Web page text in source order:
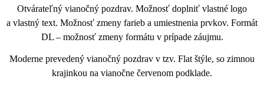
Otvárateľný vianočný pozdrav. Možnosť doplniť vlastné logo
a vlastný text. Možnosť zmeny farieb a umiestnenia prvkov. Formát
DL – možnosť zmeny formátu v prípade záujmu.
Moderne prevedený vianočný pozdrav v tzv. Flat štýle, so zimnou
krajinkou na vianočne červenom podklade.